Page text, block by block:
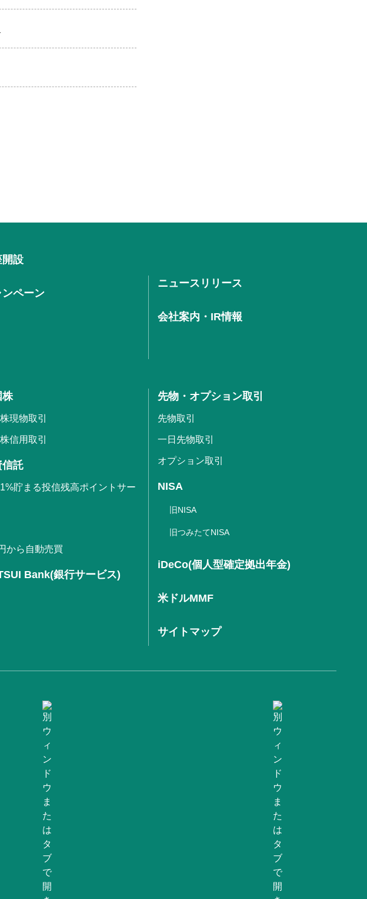
開設
ンペーン
ニュースリリース
会社案内・IR情報
株
現物取引
信用取引
信託
貯まる投信残高ポイントサー
から自動売買
Bank(銀行サービス)
先物・オプション取引
先物取引
一日先物取引
オプション取引
NISA
旧NISA
旧つみたてNISA
iDeCo(個人型確定拠出年金)
米ドルMMF
サイトマップ